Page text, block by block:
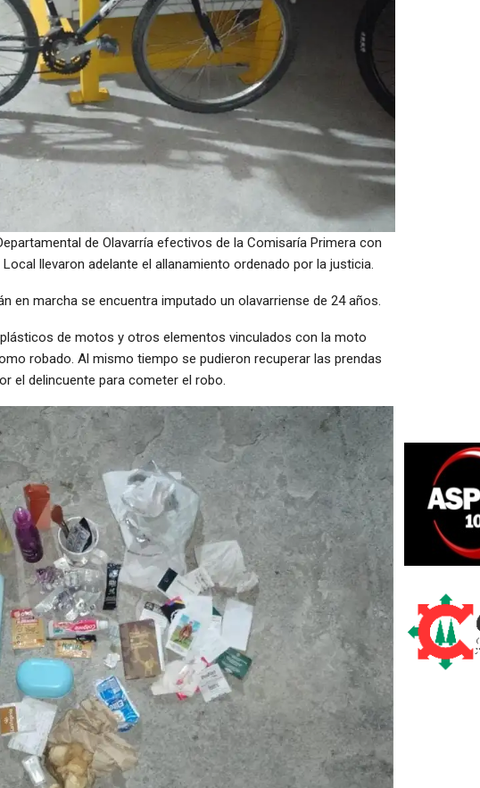
de Olavarría efectivos de la Comisaría Primera con
llevaron adelante el allanamiento ordenado por la justicia.
en marcha se encuentra imputado un olavarriense de 24 años.
de motos y otros elementos vinculados con la moto
robado. Al mismo tiempo se pudieron recuperar las prendas
el delincuente para cometer el robo.